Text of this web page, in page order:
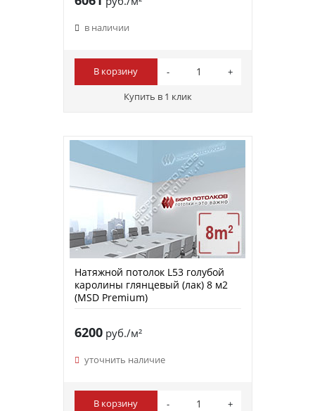
в наличии
В корзину
Купить в 1 клик
Натяжной потолок L53 голубой
каролины глянцевый (лак) 8 м2
(MSD Premium)
6200руб./м²
уточнить наличие
В корзину